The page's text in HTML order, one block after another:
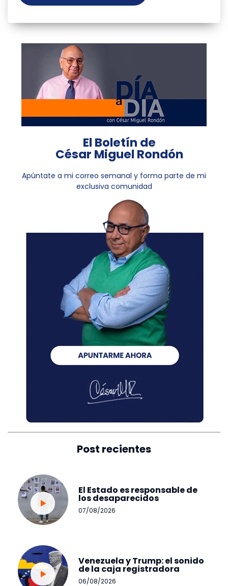
El Boletín de
César Miguel Rondón
Apúntate a mi correo semanal y forma parte de mi
exclusiva comunidad
Post recientes
El Estado es responsable de
los desaparecidos
07/08/2026
Venezuela y Trump: el sonido
de la caja registradora
06/08/2026